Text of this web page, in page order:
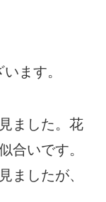
ます。
ました。花
合いです。
ましたが、